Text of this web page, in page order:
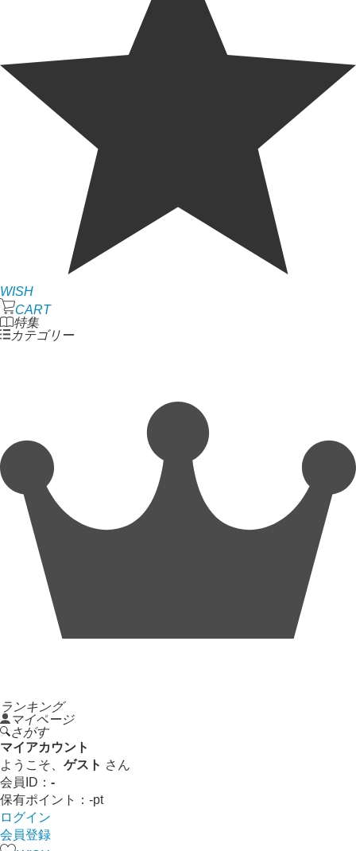
WISH
CART
特集
カテゴリー
ランキング
マイページ
さがす
マイアカウント
ようこそ、 ゲスト さん
会員ID： -
保有ポイント： -pt
ログイン
会員登録